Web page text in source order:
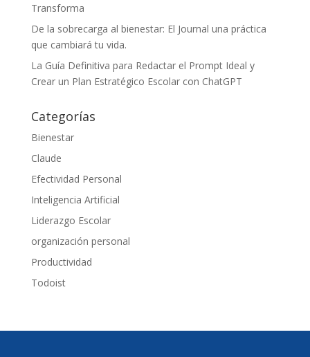
Transforma
De la sobrecarga al bienestar: El Journal una práctica
que cambiará tu vida.
La Guía Definitiva para Redactar el Prompt Ideal y
Crear un Plan Estratégico Escolar con ChatGPT
Categorías
Bienestar
Claude
Efectividad Personal
Inteligencia Artificial
Liderazgo Escolar
organización personal
Productividad
Todoist